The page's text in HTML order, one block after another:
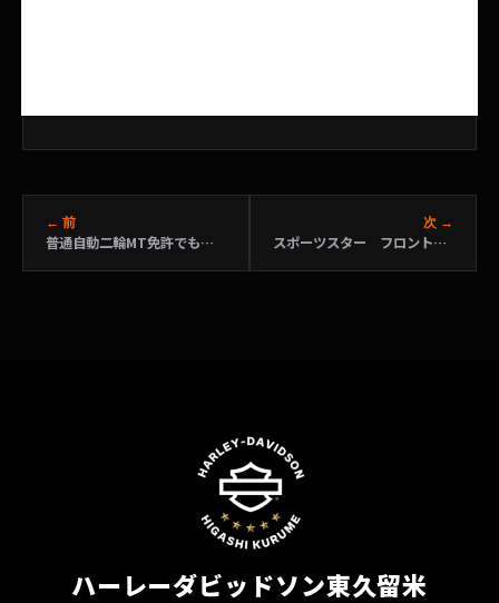
← 前
普通自動二輪MT免許でも大丈夫！教習所コース試乗会
次 →
スポーツスター フロントフォークＯ/Ｈ
ハーレーダビッドソン東久留米